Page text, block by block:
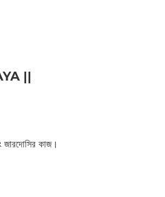
||
জারদোসির কাজ।